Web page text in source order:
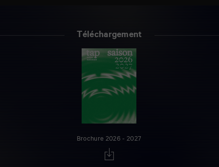
Téléchargement
Brochure 2026 - 2027